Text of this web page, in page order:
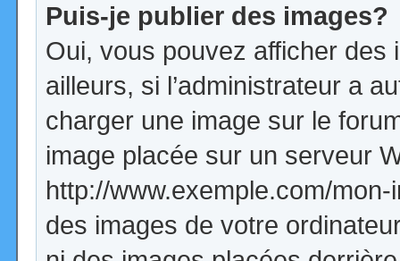
Puis-je publier des images?
Oui, vous pouvez afficher
ailleurs, si l’administrateur a
charger une image sur le
image placée sur un serveur
http://www.exemple.com/
des images de votre